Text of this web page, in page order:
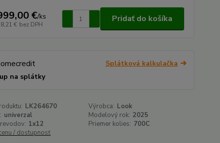
€/ks
€ bez DPH
Pridať do košíka
Splátková kalkulačka
na splátky
LK264670 Výrobca: Look
univerzal Modelový rok: 2025
1x12 Priemer kolies: 700C
/ dostupnosť